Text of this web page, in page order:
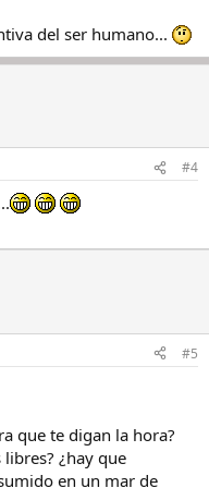
del ser humano...
#4
#5
que te digan la hora?
¿hay que
en un mar de